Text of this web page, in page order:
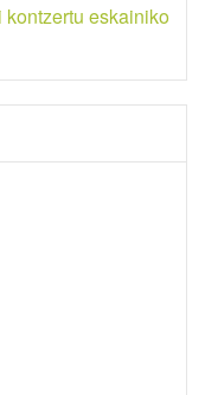
eskainiko